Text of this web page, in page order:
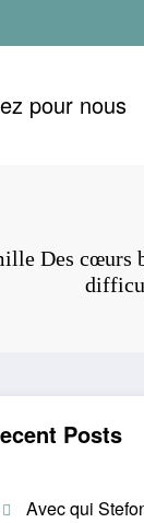
pour nous
Des cœurs
Posts
Avec qui